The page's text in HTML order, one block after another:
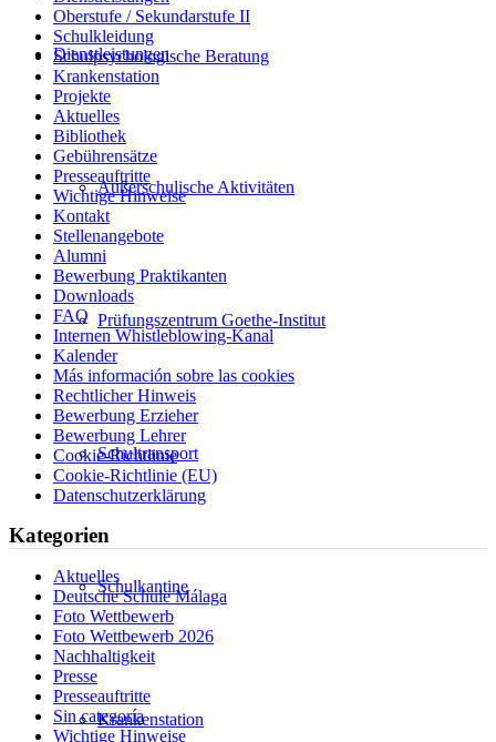
Dienstleistungen
Außerschulische Aktivitäten
Prüfungszentrum Goethe-Institut
Schultransport
Schulkantine
Krankenstation
Oberstufe / Sekundarstufe II
Schulkleidung
Schulpsychologische Beratung
Krankenstation
Projekte
Aktuelles
Bibliothek
Gebührensätze
Presseauftritte
Wichtige Hinweise
Kontakt
Stellenangebote
Alumni
Bewerbung Praktikanten
Downloads
FAQ
Internen Whistleblowing-Kanal
Kalender
Más información sobre las cookies
Rechtlicher Hinweis
Bewerbung Erzieher
Bewerbung Lehrer
Cookie-Richtlinie
Cookie-Richtlinie (EU)
Datenschutzerklärung
Kategorien
Aktuelles
Deutsche Schule Málaga
Foto Wettbewerb
Foto Wettbewerb 2026
Nachhaltigkeit
Presse
Presseauftritte
Sin categoría
Wichtige Hinweise